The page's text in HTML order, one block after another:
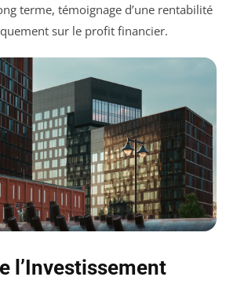
terme, témoignage d’une rentabilité
sur le profit financier.
l’Investissement